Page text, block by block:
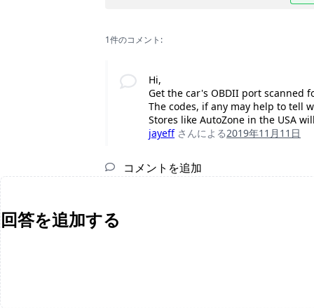
1件のコメント:
Hi,
Get the car's OBDII port scanned
The codes, if any may help to tell
Stores like AutoZone in the USA
jayeff さんによる2019年11月11日
コメントを追加
回答を追加する